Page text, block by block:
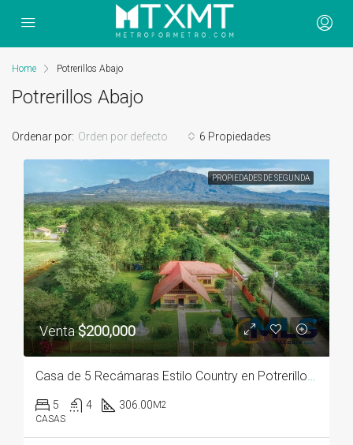
Home Potrerillos Abajo
Potrerillos Abajo
6 Propiedades
Ordenar por: Orden por defecto
PROPIEDADES DE SEGUNDA
Venta$200,000
Casa de 5 Recámaras Estilo Country en Potrerillos Abajo
5 4 306.00M2
CASAS